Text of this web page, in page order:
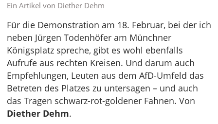
Ein Artikel von Diether Dehm
Für die Demonstration am 18. Februar, bei der ich
neben Jürgen Todenhöfer am Münchner
Königsplatz spreche, gibt es wohl ebenfalls
Aufrufe aus rechten Kreisen. Und darum auch
Empfehlungen, Leuten aus dem AfD-Umfeld das
Betreten des Platzes zu untersagen – und auch
das Tragen schwarz-rot-goldener Fahnen. Von
Diether Dehm.